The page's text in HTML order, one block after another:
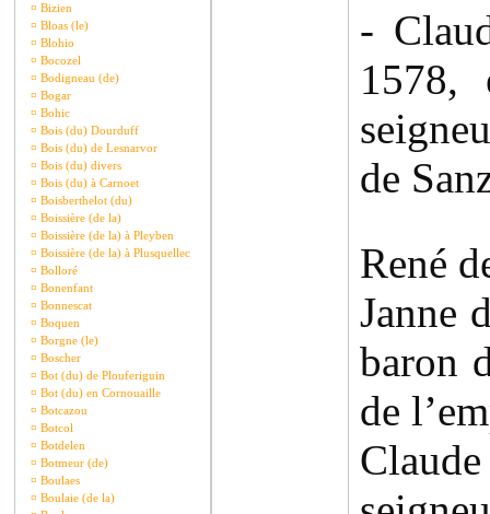
¤ Bizien
¤ Bloas (le)
¤ Blohio
¤ Bocozel
¤ Bodigneau (de)
¤ Bogar
¤ Bohic
¤ Bois (du) Dourduff
¤ Bois (du) de Lesnarvor
¤ Bois (du) divers
¤ Bois (du) à Carnoet
¤ Boisberthelot (du)
¤ Boissière (de la)
¤ Boissière (de la) à Pleyben
¤ Boissière (de la) à Plusquellec
¤ Bolloré
¤ Bonenfant
¤ Bonnescat
¤ Boquen
¤ Borgne (le)
¤ Boscher
¤ Bot (du) de Plouferiguin
¤ Bot (du) en Cornouaille
¤ Botcazou
¤ Botcol
¤ Botdelen
¤ Botmeur (de)
¤ Boulaes
¤ Boulaie (de la)
-
1578,
de
René
Janne
baron
de